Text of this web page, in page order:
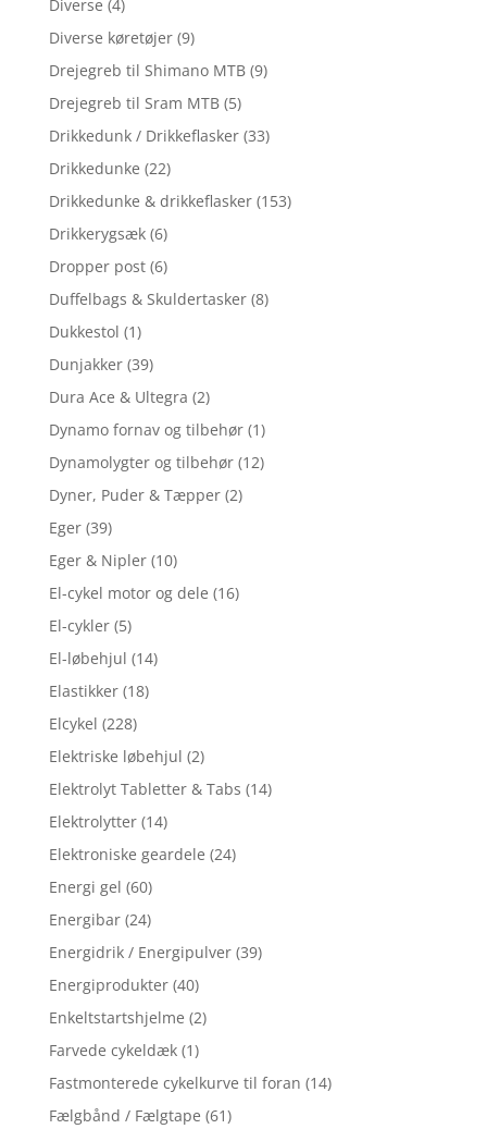
Diverse (4)
Diverse køretøjer (9)
Drejegreb til Shimano MTB (9)
Drejegreb til Sram MTB (5)
Drikkedunk / Drikkeflasker (33)
Drikkedunke (22)
Drikkedunke & drikkeflasker (153)
Drikkerygsæk (6)
Dropper post (6)
Duffelbags & Skuldertasker (8)
Dukkestol (1)
Dunjakker (39)
Dura Ace & Ultegra (2)
Dynamo fornav og tilbehør (1)
Dynamolygter og tilbehør (12)
Dyner, Puder & Tæpper (2)
Eger (39)
Eger & Nipler (10)
El-cykel motor og dele (16)
El-cykler (5)
El-løbehjul (14)
Elastikker (18)
Elcykel (228)
Elektriske løbehjul (2)
Elektrolyt Tabletter & Tabs (14)
Elektrolytter (14)
Elektroniske geardele (24)
Energi gel (60)
Energibar (24)
Energidrik / Energipulver (39)
Energiprodukter (40)
Enkeltstartshjelme (2)
Farvede cykeldæk (1)
Fastmonterede cykelkurve til foran (14)
Fælgbånd / Fælgtape (61)